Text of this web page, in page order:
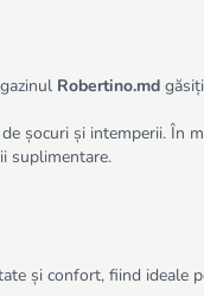
Robertino.mdgăsiți
șocuri și intemperii. În
suplimentare.
și confort, fiind ideale